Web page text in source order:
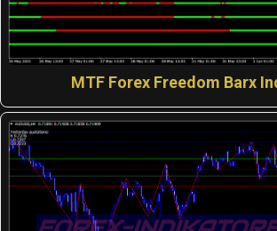
MTF Forex Freedom Barx